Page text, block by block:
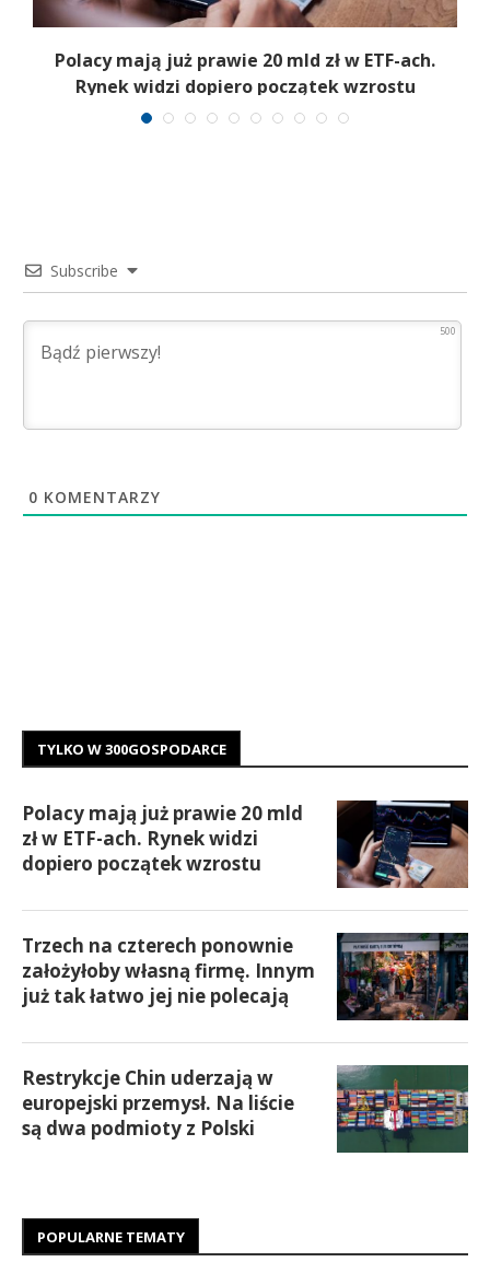
Polacy mają już prawie 20 mld zł w ETF-ach.
Rynek widzi dopiero początek wzrostu
Subscribe
500
0 KOMENTARZY
TYLKO W 300GOSPODARCE
Polacy mają już prawie 20 mld
zł w ETF-ach. Rynek widzi
dopiero początek wzrostu
Trzech na czterech ponownie
założyłoby własną firmę. Innym
już tak łatwo jej nie polecają
Restrykcje Chin uderzają w
europejski przemysł. Na liście
są dwa podmioty z Polski
POPULARNE TEMATY